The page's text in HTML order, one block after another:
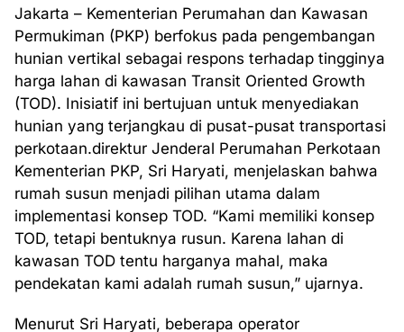
Jakarta – Kementerian Perumahan dan Kawasan
Permukiman (PKP) berfokus pada pengembangan
hunian vertikal sebagai respons terhadap tingginya
harga lahan di kawasan Transit Oriented Growth
(TOD). Inisiatif ini bertujuan untuk menyediakan
hunian yang terjangkau di pusat-pusat transportasi
perkotaan.direktur Jenderal Perumahan Perkotaan
Kementerian PKP, Sri Haryati, menjelaskan bahwa
rumah susun menjadi pilihan utama dalam
implementasi konsep TOD. “Kami memiliki konsep
TOD, tetapi bentuknya rusun. Karena lahan di
kawasan TOD tentu harganya mahal, maka
pendekatan kami adalah rumah susun,” ujarnya.
Menurut Sri Haryati, beberapa operator